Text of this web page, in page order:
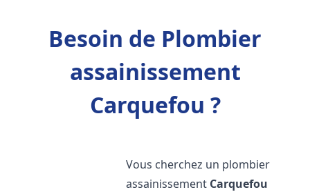
Besoin de Plombier
assainissement
Carquefou ?
Vous cherchez un plombier
assainissement Carquefou